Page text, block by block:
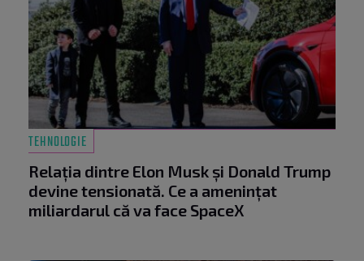
TEHNOLOGIE
Relația dintre Elon Musk și Donald Trump
devine tensionată. Ce a amenințat
miliardarul că va face SpaceX